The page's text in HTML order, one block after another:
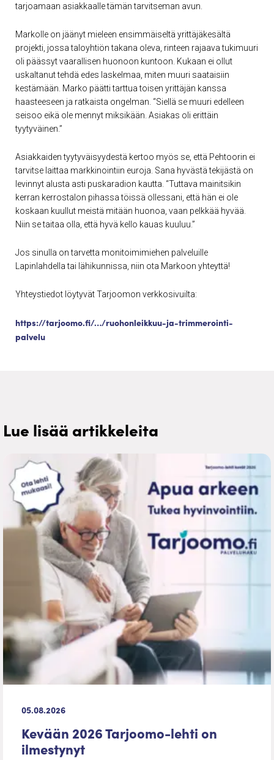
tarjoamaan asiakkaalle tämän tarvitseman avun.
Markolle on jäänyt mieleen ensimmäiseltä yrittäjäkesältä
projekti, jossa taloyhtiön takana oleva, rinteen rajaava tukimuuri
oli päässyt vaarallisen huonoon kuntoon. Kukaan ei ollut
uskaltanut tehdä edes laskelmaa, miten muuri saataisiin
kestämään. Marko päätti tarttua toisen yrittäjän kanssa
haasteeseen ja ratkaista ongelman. “Siellä se muuri edelleen
seisoo eikä ole mennyt miksikään. Asiakas oli erittäin
tyytyväinen.”
Asiakkaiden tyytyväisyydestä kertoo myös se, että Pehtoorin ei
tarvitse laittaa markkinointiin euroja. Sana hyvästä tekijästä on
levinnyt alusta asti puskaradion kautta. “Tuttava mainitsikin
kerran kerrostalon pihassa töissä ollessani, että hän ei ole
koskaan kuullut meistä mitään huonoa, vaan pelkkää hyvää.
Niin se taitaa olla, että hyvä kello kauas kuuluu.”
Jos sinulla on tarvetta monitoimimiehen palveluille
Lapinlahdella tai lähikunnissa, niin ota Markoon yhteyttä!
Yhteystiedot löytyvät Tarjoomon verkkosivuilta:
https://tarjoomo.fi/…/ruohonleikkuu-ja-trimmerointi-
palvelu
Lue lisää artikkeleita
05.08.2026
Kevään 2026 Tarjoomo-lehti on
ilmestynyt